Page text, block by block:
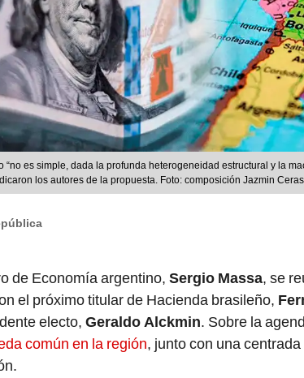
“no es simple, dada la profunda heterogeneidad estructural y la
los autores de la propuesta. Foto: composición Jazmin
de Economía argentino,
, se
el próximo titular de Hacienda brasileño,
electo,
. Sobre la
común en la región
, junto con una